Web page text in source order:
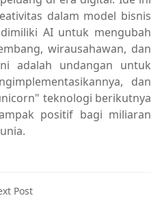
dalam model bisnis
AI untuk mengubah
wirausahawan, dan
adalah undangan untuk
dan
teknologi berikutnya
positif bagi miliaran
Post